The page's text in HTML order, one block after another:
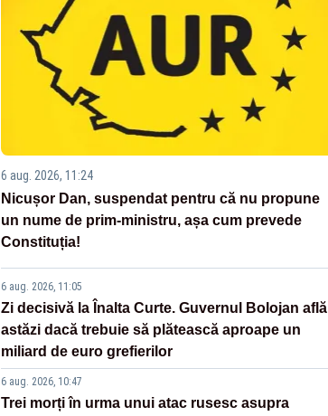
6 aug. 2026, 11:24
Nicușor Dan, suspendat pentru că nu propune
un nume de prim-ministru, așa cum prevede
Constituția!
6 aug. 2026, 11:05
Zi decisivă la Înalta Curte. Guvernul Bolojan află
astăzi dacă trebuie să plătească aproape un
miliard de euro grefierilor
6 aug. 2026, 10:47
Trei morți în urma unui atac rusesc asupra